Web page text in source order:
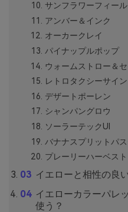
サンフラワーフィー
アンバー＆インク
オーカークレイ
パイナップルポップ
ウォームストロー＆
レトロタクシーサイン
デザートポーレン
シャンパングロウ
ソーラーテックUI
バナナスプリットパ
プレーリーハーベスト
イエローと相性の良
イエローカラーパレ
使う？